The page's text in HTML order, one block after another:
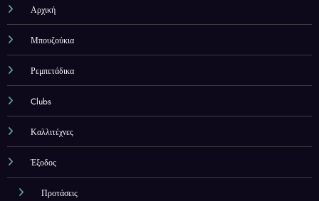
Αρχική
Μπουζούκια
Ρεμπετάδικα
Clubs
Καλλιτέχνες
Έξοδος
Προτάσεις